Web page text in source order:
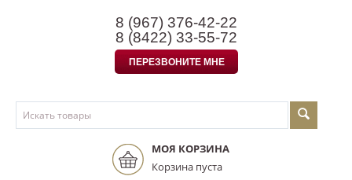
8 (967) 376-42-22
8 (8422) 33-55-72
ПЕРЕЗВОНИТЕ МНЕ
МОЯ КОРЗИНА
Корзина пуста